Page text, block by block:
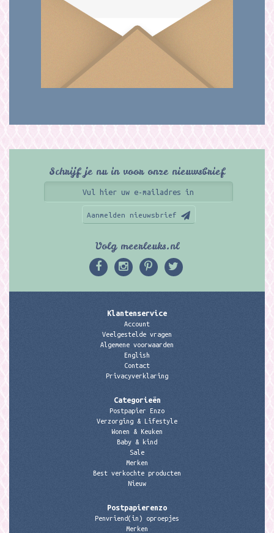
Schrijf je nu in voor onze nieuwsbrief
Aanmelden nieuwsbrief
Volg meerleuks.nl
Klantenservice
Account
Veelgestelde vragen
Algemene voorwaarden
English
Contact
Privacyverklaring
Categorieën
Postpapier Enzo
Verzorging & Lifestyle
Wonen & Keuken
Baby & kind
Sale
Merken
Best verkochte producten
Nieuw
Postpapierenzo
Penvriend(in) oproepjes
Merken